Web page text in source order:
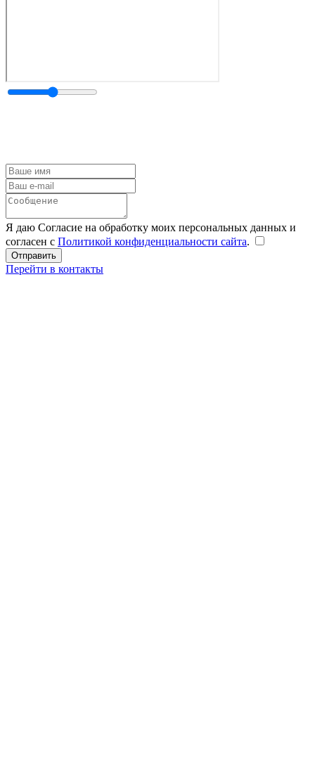
Я даю Согласие на обработку моих персональных данных и
согласен с Политикой конфиденциальности сайта.
Перейти в контакты